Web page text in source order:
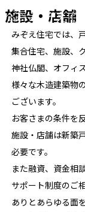
施設・店舗
みぞえ住宅では、
集合住宅、施設、
神社仏閣、オフィス
様々な木造建築物
ございます。
お客さまの条件を
施設・店舗は新築
必要です。
また融資、資金相
サポート制度のご
ありとあらゆる面